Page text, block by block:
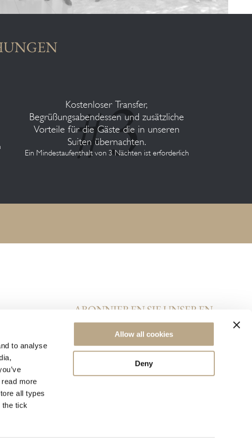
to analyse
more
all types
tick
Allow all cookies
Deny
Kostenloser Transfer,
Begrüßungsabendessen und zusätzliche
Vorteile für die Gäste die in unseren
Suiten übernachten.
Ein Mindestaufenthalt von 3 Nächten ist erforderlich
ABONNIEREN SIE UNSEREN
NEWSLETTER